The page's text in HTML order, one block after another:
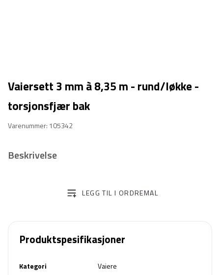
Vaiersett 3 mm à 8,35 m - rund/løkke -
torsjonsfjær bak
Varenummer: 105342
Beskrivelse
LEGG TIL I ORDREMAL
Produktspesifikasjoner
Kategori
Vaiere